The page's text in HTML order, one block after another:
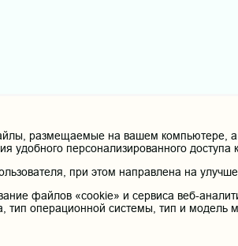
размещаемые на вашем компьютере, а
удобного персонализированного
при этом направлена на
файлов «cookie» и сервиса веб-
операционной системы, тип и модель